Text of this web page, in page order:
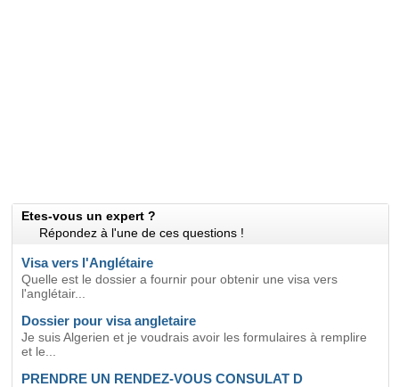
Etes-vous un expert ?
Répondez à l'une de ces questions !
Visa vers l'Anglétaire
Quelle est le dossier a fournir pour obtenir une visa vers
l'anglétair...
Dossier pour visa angletaire
Je suis Algerien et je voudrais avoir les formulaires à remplire
et le...
PRENDRE UN RENDEZ-VOUS CONSULAT D